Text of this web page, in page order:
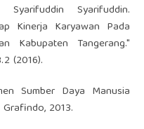
Syarifuddin Syarifuddin.
Kinerja Karyawan Pada
Kabupaten Tangerang."
(2016).
Sumber Daya Manusia
2013.